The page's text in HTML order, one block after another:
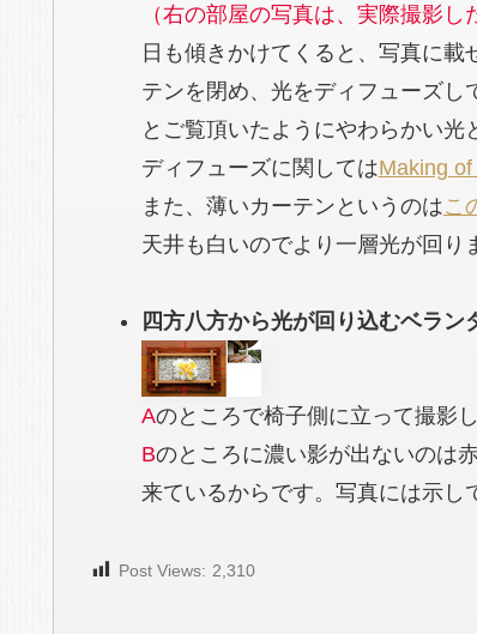
（右の部屋の写真は、実際撮影し
日も傾きかけてくると、写真に
テンを閉め、光をディフューズし
とご覧頂いたようにやわらかい光
ディフューズに関してはMaking
また、薄いカーテンというのはこ
天井も白いのでより一層光が回り
四方八方から光が回り込むベラン
Aのところで椅子側に立って撮影
Bのところに濃い影が出ないのは
来ているからです。写真には示し
Post Views: 2,310